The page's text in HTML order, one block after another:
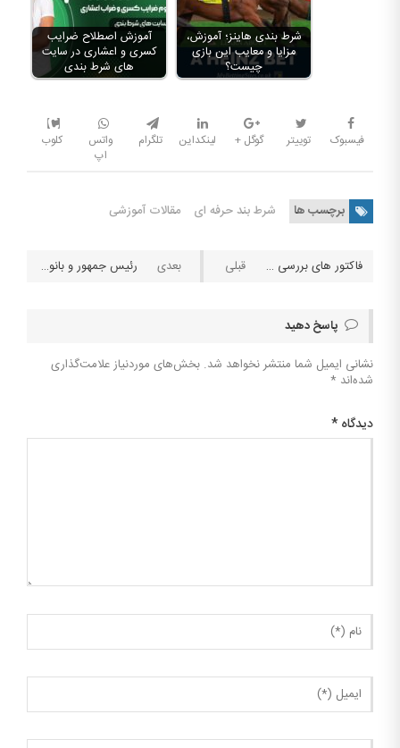
آموزش اصطلاح ضرایب
کسری و اعشاری در سایت
های شرط بندی
شرط بندی هاینز؛ آموزش،
مزایا و معایب این بازی
چیست؟
فیسبوک توییتر گوگل + لینکداین تلگرام
واتس
اپ
کلوب
برچسب ها شرط بند حرفه ای مقالات آموزشی
فاکتور های بررسی و انتخاب یک سایت معتبر پیش بینی آنلاین رئیس جمهور و بانوی اول آمریکا؛ از اقدامات حفاظتی ویژه تا هزینه های سرسام آور
پاسخ دهید
نشانی ایمیل شما منتشر نخواهد شد. بخش‌های موردنیاز علامت‌گذاری
شده‌اند *
دیدگاه *